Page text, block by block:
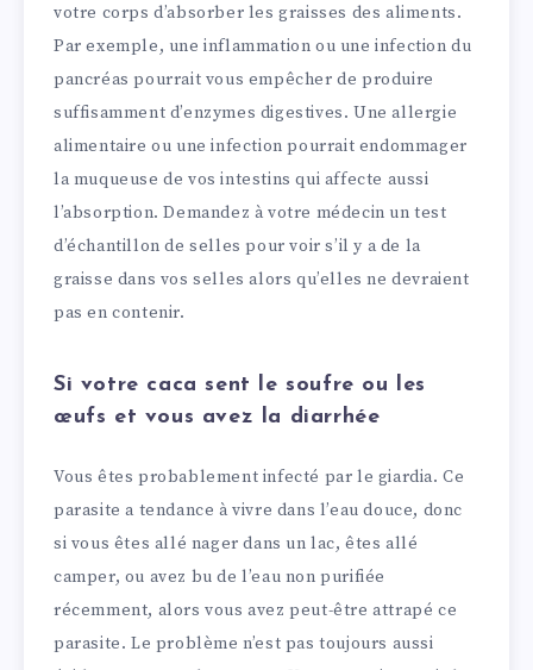
votre corps d’absorber les graisses des aliments.
Par exemple, une inflammation ou une infection du
pancréas pourrait vous empêcher de produire
suffisamment d’enzymes digestives. Une allergie
alimentaire ou une infection pourrait endommager
la muqueuse de vos intestins qui affecte aussi
l’absorption. Demandez à votre médecin un test
d’échantillon de selles pour voir s’il y a de la
graisse dans vos selles alors qu’elles ne devraient
pas en contenir.
Si votre caca sent le soufre ou les
œufs et vous avez la diarrhée
Vous êtes probablement infecté par le giardia. Ce
parasite a tendance à vivre dans l’eau douce, donc
si vous êtes allé nager dans un lac, êtes allé
camper, ou avez bu de l’eau non purifiée
récemment, alors vous avez peut-être attrapé ce
parasite. Le problème n’est pas toujours aussi